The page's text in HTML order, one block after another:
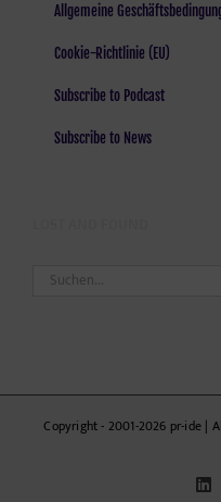
Allgemeine
Cookie-Richtlinie (EU)
Subscribe to Podcast
Subscribe to News
Suche
Copyright - 2001-2026 pr-ide |